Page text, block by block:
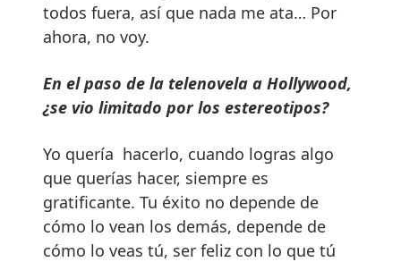
todos fuera, así que nada me ata… Por
ahora, no voy.
En el paso de la telenovela a Hollywood,
¿se vio limitado por los estereotipos?
Yo quería hacerlo, cuando logras algo
que querías hacer, siempre es
gratificante. Tu éxito no depende de
cómo lo vean los demás, depende de
cómo lo veas tú, ser feliz con lo que tú